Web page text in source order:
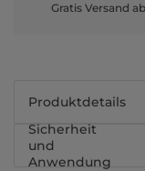
Gratis Versand
Produktdetails
Sicherheit
und
Anwendung